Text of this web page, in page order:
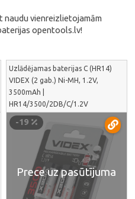
vienreizlietojamām
opentools.lv!
Uzlādējamas baterijas C (HR14)
VIDEX (2 gab.) Ni-MH, 1.2V,
3500mAh |
HR14/3500/2DB/C/1.2V
-19
Prece uz pasūtījuma